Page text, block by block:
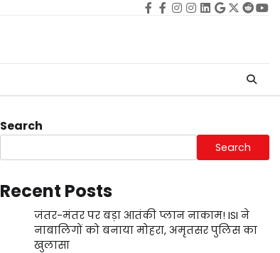
Facebook
facebook
Instagram
instagram
Linkedin
google
Twitter
reddit
Search
Search
Recent Posts
जंतर-मंतर पर बड़ा आतंकी प्लान नाकाम! ISI ने
नाबालिगों को बनाया मोहरा, अमृतसर पुलिस का
खुलासा